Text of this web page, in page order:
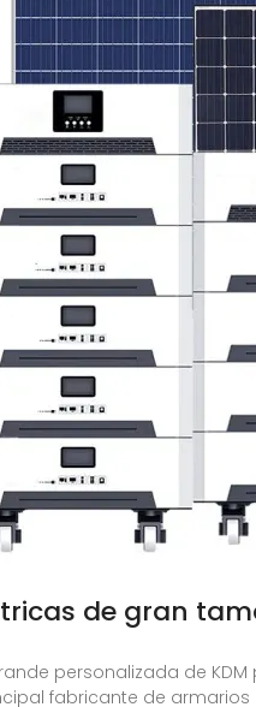
de gran
personalizada de KDM
fabricante de armarios